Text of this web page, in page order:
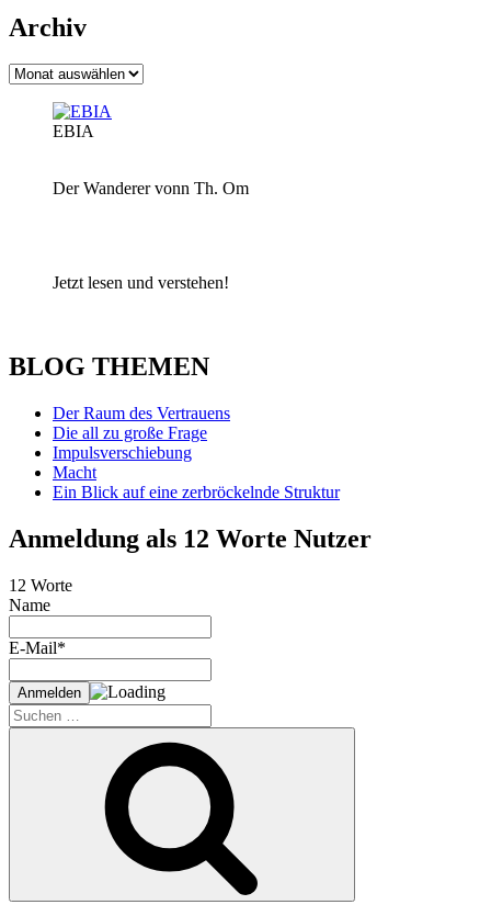
Archiv
Archiv
EBIA
Der Wanderer vonn Th. Om
Jetzt lesen und verstehen!
BLOG THEMEN
Der Raum des Vertrauens
Die all zu große Frage
Impulsverschiebung
Macht
Ein Blick auf eine zerbröckelnde Struktur
Anmeldung als 12 Worte Nutzer
12 Worte
Name
E-Mail*
Suche
nach: